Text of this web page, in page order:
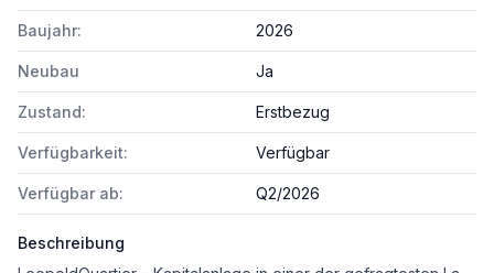
Baujahr: 2026
Neubau Ja
Zustand: Erstbezug
Verfügbarkeit: Verfügbar
Verfügbar ab: Q2/2026
Beschreibung